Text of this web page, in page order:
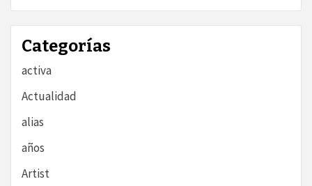
Categorías
activa
Actualidad
alias
años
Artist